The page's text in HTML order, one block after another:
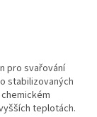
pro svařování
stabilizovaných
teplotách.